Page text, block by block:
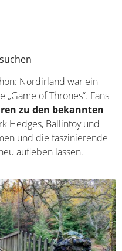
der River Foyle in
ein beliebter Fluss
Nordirland war ein
Touren zu den
Ward, Dark Hedges,
unternehmen und die
noch einmal neu